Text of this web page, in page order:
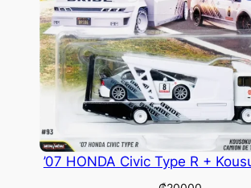
’07 HONDA Civic Type R +